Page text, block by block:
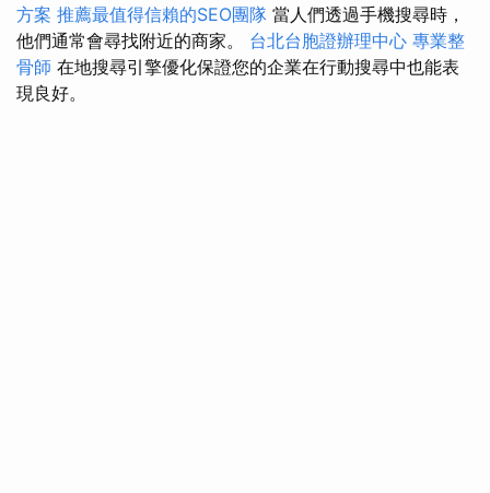
方案 推薦最值得信賴的SEO團隊 當人們透過手機搜尋時，
他們通常會尋找附近的商家。 台北台胞證辦理中心 專業整
骨師 在地搜尋引擎優化保證您的企業在行動搜尋中也能表
現良好。